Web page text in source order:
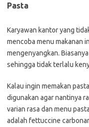
Pasta
Karyawan kantor yang
mencoba menu makanan
mengenyangkan.
sehingga tidak terlalu
Kalau ingin memakan
digunakan agar nantinya
varian rasa dan menu
adalah fettuccine